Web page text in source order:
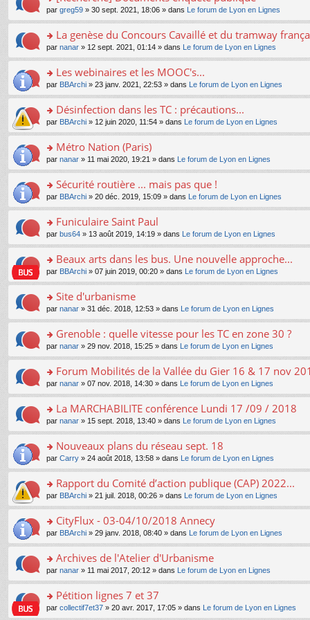
ré
c
e
nt
pl
u
s
ré
c
e
nt
n
le
pl
u
s
ré
c
e
nt
a
g
e
n
n
le
pl
u
s
ré
c
e
nt
e
s
a
g
e
n
n
le
pl
u
s
ré
c
e
nt
ult
er
le
m
e
s
a
g
e
n
n
le
pl
u
s
ré
c
e
nt
o
n
s
ult
er
le
m
e
s
a
g
e
n
n
le
pl
u
s
ré
c
e
nt
par greg59 » 30 sept. 2021, 18:06 » dans Le forum de Lyon en Lignes
o
n
s
ult
er
le
m
e
s
a
g
e
n
n
le
pl
u
s
ré
c
e
nt
La genèse du Concours Cavaillé et du tramway
par nanar » 12 sept. 2021, 01:14 » dans Le forum de Lyon en Lignes
o
n
s
ult
er
le
m
e
s
a
g
e
n
n
le
pl
u
s
ré
c
e
nt
Les webinaires et les MOOC's...
par BBArchi » 23 janv. 2021, 22:53 » dans Le forum de Lyon en Lignes
o
n
s
ult
er
le
m
e
s
a
g
e
n
n
le
pl
u
s
ré
c
e
nt
Désinfection dans les TC : précautions...
par BBArchi » 12 juin 2020, 11:54 » dans Le forum de Lyon en Lignes
o
n
s
ult
er
le
m
e
s
a
g
e
n
n
le
pl
u
s
ré
c
e
nt
Métro Nation (Paris)
par nanar » 11 mai 2020, 19:21 » dans Le forum de Lyon en Lignes
o
n
s
ult
er
le
m
e
s
a
g
e
n
n
le
pl
u
s
ré
c
e
nt
Sécurité routière ... mais pas que !
par BBArchi » 20 déc. 2019, 15:09 » dans Le forum de Lyon en Lignes
o
n
s
ult
er
le
m
e
s
a
g
e
n
n
le
pl
u
s
ré
c
e
nt
Funiculaire Saint Paul
par bus64 » 13 août 2019, 14:19 » dans Le forum de Lyon en Lignes
o
n
s
ult
er
le
m
e
s
a
g
e
n
n
le
pl
u
s
ré
c
e
nt
Beaux arts dans les bus. Une nouvelle approche...
par BBArchi » 07 juin 2019, 00:20 » dans Le forum de Lyon en Lignes
o
n
s
ult
er
le
m
e
s
a
g
e
n
n
le
pl
u
s
ré
c
e
nt
Site d'urbanisme
par nanar » 31 déc. 2018, 12:53 » dans Le forum de Lyon en Lignes
o
n
s
ult
er
le
m
e
s
a
g
e
n
n
le
pl
u
s
ré
c
e
nt
Grenoble : quelle vitesse pour les TC en zone 30 ?
par nanar » 29 nov. 2018, 15:25 » dans Le forum de Lyon en Lignes
o
n
s
ult
er
le
m
e
s
a
g
e
n
n
le
pl
u
s
ré
c
Forum Mobilités de la Vallée du Gier 16 & 17 nov
par nanar » 07 nov. 2018, 14:30 » dans Le forum de Lyon en Lignes
o
n
s
ult
er
le
m
e
s
a
g
e
n
n
le
pl
u
La MARCHABILITE conférence Lundi 17 /09 / 2018
par nanar » 15 sept. 2018, 13:40 » dans Le forum de Lyon en Lignes
o
n
s
ult
er
le
m
e
s
a
g
e
n
n
Nouveaux plans du réseau sept. 18
par Carry » 24 août 2018, 13:58 » dans Le forum de Lyon en Lignes
o
n
s
ult
er
le
m
e
s
a
g
Rapport du Comité d’action publique (CAP) 2022...
par BBArchi » 21 juil. 2018, 00:26 » dans Le forum de Lyon en Lignes
o
n
s
ult
er
le
m
e
s
CityFlux - 03-04/10/2018 Annecy
par BBArchi » 29 janv. 2018, 08:40 » dans Le forum de Lyon en Lignes
o
n
s
ult
er
Archives de l'Atelier d'Urbanisme
par nanar » 11 mai 2017, 20:12 » dans Le forum de Lyon en Lignes
o
n
Pétition lignes 7 et 37
par collectif7et37 » 20 avr. 2017, 17:05 » dans Le forum de Lyon en Lignes